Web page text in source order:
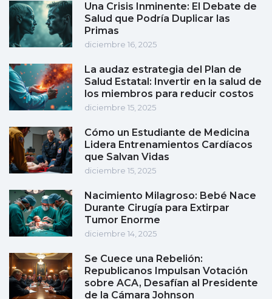
Una Crisis Inminente: El Debate de
Salud que Podría Duplicar las
Primas
diciembre 16, 2025
La audaz estrategia del Plan de
Salud Estatal: Invertir en la salud de
los miembros para reducir costos
diciembre 15, 2025
Cómo un Estudiante de Medicina
Lidera Entrenamientos Cardíacos
que Salvan Vidas
diciembre 15, 2025
Nacimiento Milagroso: Bebé Nace
Durante Cirugía para Extirpar
Tumor Enorme
diciembre 14, 2025
Se Cuece una Rebelión:
Republicanos Impulsan Votación
sobre ACA, Desafían al Presidente
de la Cámara Johnson